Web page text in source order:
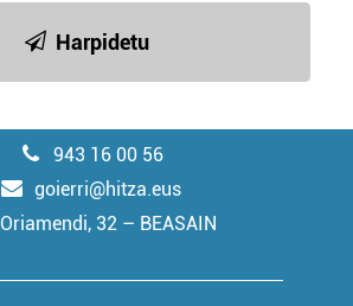
Harpidetu
943 16 00 56
goierri@hitza.eus
Oriamendi, 32 – BEASAIN